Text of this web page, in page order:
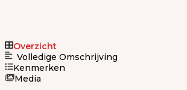
Overzicht
Volledige Omschrijving
Kenmerken
Media